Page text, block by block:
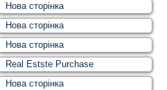
Нова сторінка
Нова сторінка
Нова сторінка
Real Estste Purchase
Нова сторінка